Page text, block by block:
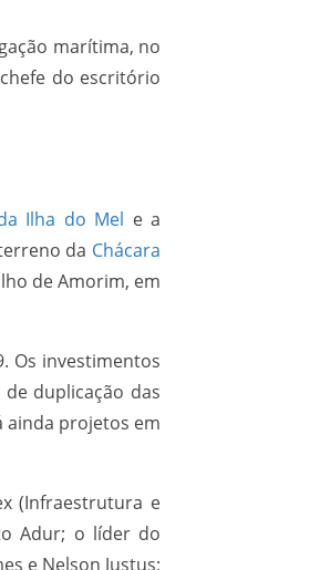
marítima, no
do escritório
Ilha do Mel e a
da Chácara
de Amorim, em
Os investimentos
duplicação das
ainda projetos em
(Infraestrutura e
Adur; o líder do
e Nelson Justus;